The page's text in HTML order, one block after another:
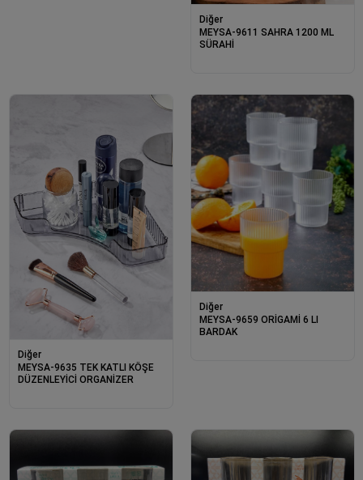
Diğer
MEYSA-9611 SAHRA 1200 ML
SÜRAHİ
Diğer
MEYSA-9635 TEK KATLI KÖŞE
DÜZENLEYİCİ ORGANİZER
Diğer
MEYSA-9659 ORİGAMİ 6 LI
BARDAK